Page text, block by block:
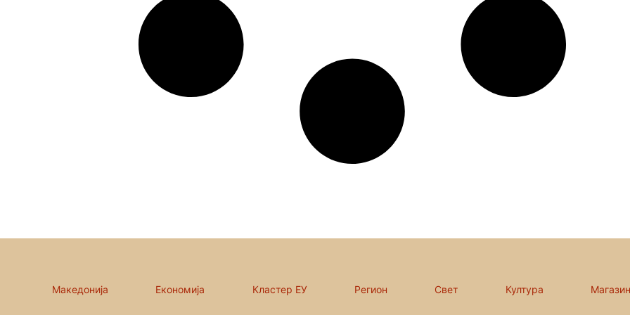
Македонија Економија Кластер ЕУ Регион Свет Култура Магазин